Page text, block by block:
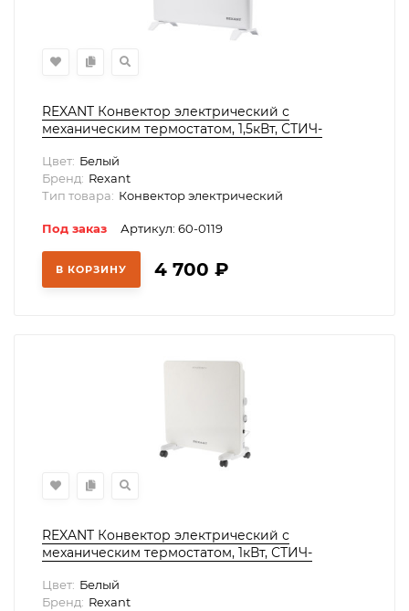
REXANT Конвектор электрический с
механическим термостатом, 1,5кВт, СТИЧ-
Цвет: Белый
Бренд: Rexant
Тип товара: Конвектор электрический
Под заказ Артикул: 60-0119
В КОРЗИНУ 4 700 ₽
REXANT Конвектор электрический с
меxаническим термостатом, 1кВт, СТИЧ-
Цвет: Белый
Бренд: Rexant